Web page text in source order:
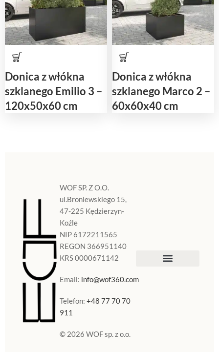
Donica z włókna
szklanego Emilio 3 –
120x50x60 cm
Donica z włókna
szklanego Marco 2 –
60x60x40 cm
WOF SP. Z O.O.
ul.Broniewskiego 15,
47-225 Kędzierzyn-
Koźle
NIP 6172211565
REGON 366951140
KRS 0000671142
Email: info@wof360.com
Telefon:+48 77 70 70
911
© 2026 WOF sp. z o.o.